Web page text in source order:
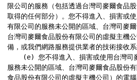
限公司的服務（包括透過台灣司麥爾食品
取得的任何部分）。您不得進入、損害或
有限公司的服務未公開的區域、台灣司麥
台灣司麥爾食品股份有限公司的虛擬主機
備，或我們網路服務提供業者的技術接收系
服務未公開的區域、台灣司麥爾食品股份
食品股份有限公司的虛擬主機公司）的電